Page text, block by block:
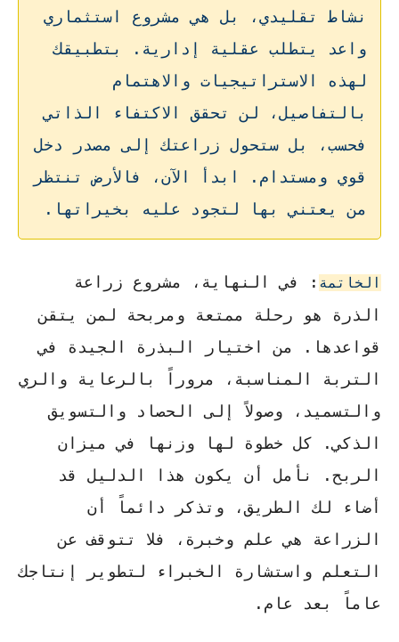
نشاط تقليدي، بل هي مشروع استثماري
واعد يتطلب عقلية إدارية. بتطبيقك
لهذه الاستراتيجيات والاهتمام
بالتفاصيل، لن تحقق الاكتفاء الذاتي
فحسب، بل ستحول زراعتك إلى مصدر دخل
قوي ومستدام. ابدأ الآن، فالأرض تنتظر
من يعتني بها لتجود عليه بخيراتها.
الخاتمة : في النهاية، مشروع زراعة
الذرة هو رحلة ممتعة ومربحة لمن يتقن
قواعدها. من اختيار البذرة الجيدة في
التربة المناسبة، مروراً بالرعاية والري
والتسميد، وصولاً إلى الحصاد والتسويق
الذكي. كل خطوة لها وزنها في ميزان
الربح. نأمل أن يكون هذا الدليل قد
أضاء لك الطريق، وتذكر دائماً أن
الزراعة هي علم وخبرة، فلا تتوقف عن
التعلم واستشارة الخبراء لتطوير إنتاجك
عاماً بعد عام.